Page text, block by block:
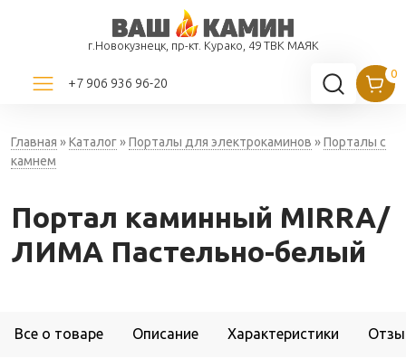
г.Новокузнецк, пр-кт. Курако, 49 ТВК МАЯК
+7 906 936 96-20
Главная »Каталог»Порталы для электрокаминов »Порталы с
камнем
Портал каминный MIRRA/
ЛИМА Пастельно-белый
Все о товаре Описание Характеристики